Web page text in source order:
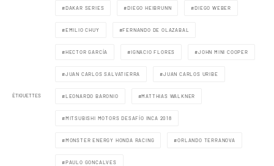
ÉTIQUETTES
DAKAR SERIES DIEGO HEIBRUNN DIEGO WEBER
EMILIO CHUY FERNANDO DE OLAZABAL
HECTOR GARCÍA IGNACIO FLORES JOHN MINI COOPER
JUAN CARLOS SALVATIERRA JUAN CARLOS URIBE
LEONARDO BARONIO MATTHIAS WALKNER
MITSUBISHI MOTORS DESAFÍO INCA 2018
MONSTER ENERGY HONDA RACING ORLANDO TERRANOVA
PAULO GONCALVES